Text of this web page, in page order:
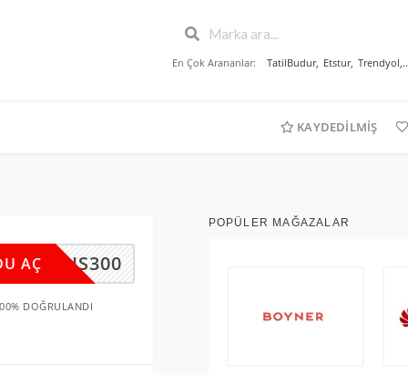
En Çok Arananlar: TatilBudur, Etstur, Trendyol
KAYDEDILMIŞ
IBRIS300
AÇ
DOĞRULANDI
POPÜLER MAĞAZALAR